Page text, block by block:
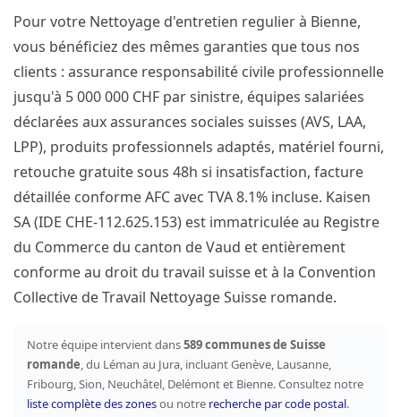
Pour votre Nettoyage d'entretien regulier à Bienne,
vous bénéficiez des mêmes garanties que tous nos
clients : assurance responsabilité civile professionnelle
jusqu'à 5 000 000 CHF par sinistre, équipes salariées
déclarées aux assurances sociales suisses (AVS, LAA,
LPP), produits professionnels adaptés, matériel fourni,
retouche gratuite sous 48h si insatisfaction, facture
détaillée conforme AFC avec TVA 8.1% incluse. Kaisen
SA (IDE CHE-112.625.153) est immatriculée au Registre
du Commerce du canton de Vaud et entièrement
conforme au droit du travail suisse et à la Convention
Collective de Travail Nettoyage Suisse romande.
Notre équipe intervient dans589 communes de Suisse
romande, du Léman au Jura, incluant Genève, Lausanne,
Fribourg, Sion, Neuchâtel, Delémont et Bienne. Consultez notre
liste complète des zonesou notre recherche par code postal.